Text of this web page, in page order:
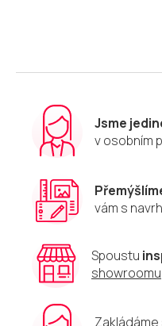
Jsme
v osobním
vám s
Spoustu
showroomu
Zakládáme